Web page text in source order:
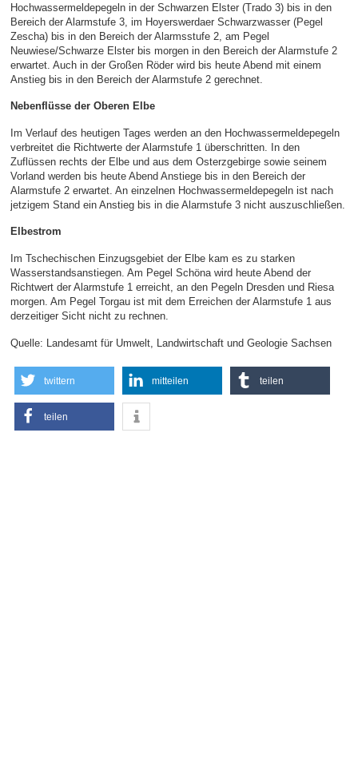
Hochwassermeldepegeln in der Schwarzen Elster (Trado 3) bis in den
Bereich der Alarmstufe 3, im Hoyerswerdaer Schwarzwasser (Pegel
Zescha) bis in den Bereich der Alarmsstufe 2, am Pegel
Neuwiese/Schwarze Elster bis morgen in den Bereich der Alarmstufe 2
erwartet. Auch in der Großen Röder wird bis heute Abend mit einem
Anstieg bis in den Bereich der Alarmstufe 2 gerechnet.
Nebenflüsse der Oberen Elbe
Im Verlauf des heutigen Tages werden an den Hochwassermeldepegeln
verbreitet die Richtwerte der Alarmstufe 1 überschritten. In den
Zuflüssen rechts der Elbe und aus dem Osterzgebirge sowie seinem
Vorland werden bis heute Abend Anstiege bis in den Bereich der
Alarmstufe 2 erwartet. An einzelnen Hochwassermeldepegeln ist nach
jetzigem Stand ein Anstieg bis in die Alarmstufe 3 nicht auszuschließen.
Elbestrom
Im Tschechischen Einzugsgebiet der Elbe kam es zu starken
Wasserstandsanstiegen. Am Pegel Schöna wird heute Abend der
Richtwert der Alarmstufe 1 erreicht, an den Pegeln Dresden und Riesa
morgen. Am Pegel Torgau ist mit dem Erreichen der Alarmstufe 1 aus
derzeitiger Sicht nicht zu rechnen.
Quelle: Landesamt für Umwelt, Landwirtschaft und Geologie Sachsen
twittern mitteilen teilen
teilen